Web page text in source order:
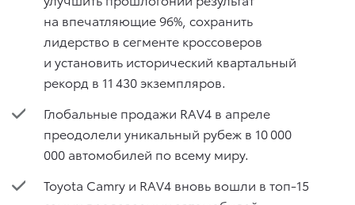
на впечатляющие 96%, сохранить
лидерство в сегменте кроссоверов
и установить исторический квартальный
рекорд в 11 430 экземпляров.
Глобальные продажи RAV4 в апреле
преодолели уникальный рубеж в 10 000
000 автомобилей по всему миру.
Toyota Camry и RAV4 вновь вошли в топ-15